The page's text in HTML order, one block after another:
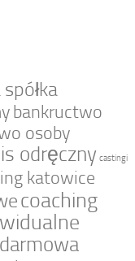
bankructwo
osoby
odręczny castingi
katowice
coaching
darmowa